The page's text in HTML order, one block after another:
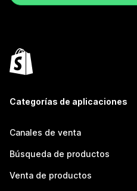
Categorías de aplicaciones
Canales de venta
Búsqueda de productos
Venta de productos